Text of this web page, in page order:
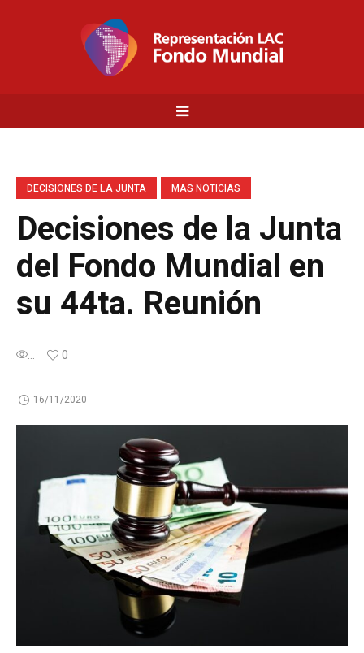
DECISIONES DE LA JUNTA MAS NOTICIAS
Decisiones de la Junta
del Fondo Mundial en
su 44ta. Reunión
... 0
16/11/2020